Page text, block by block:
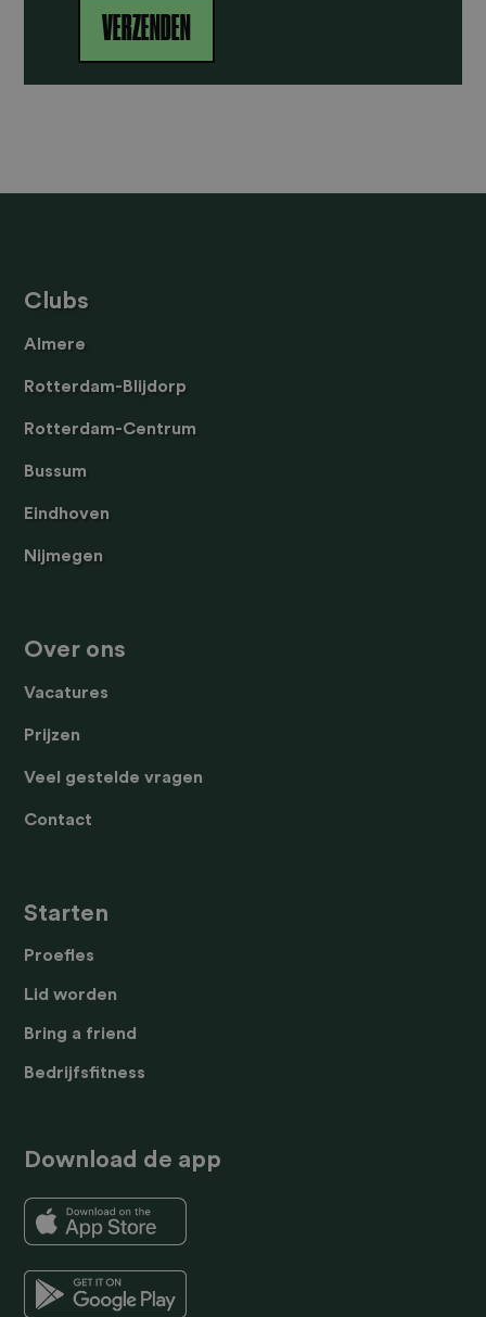
EN
KICKBOXING
Clubs
Almere
Rotterdam-Blijdorp
Rotterdam-Centrum
Bussum
Eindhoven
Nijmegen
Over ons
Vacatures
Prijzen
Veel gestelde vragen
Contact
Starten
Proefles
Lid worden
Bring a friend
Bedrijfsfitness
Download de app